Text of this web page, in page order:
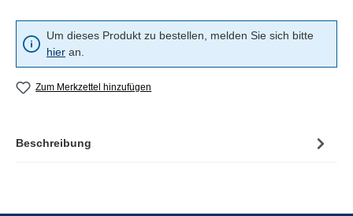
Um dieses Produkt zu bestellen, melden Sie sich bitte
hier an.
Zum Merkzettel hinzufügen
Beschreibung